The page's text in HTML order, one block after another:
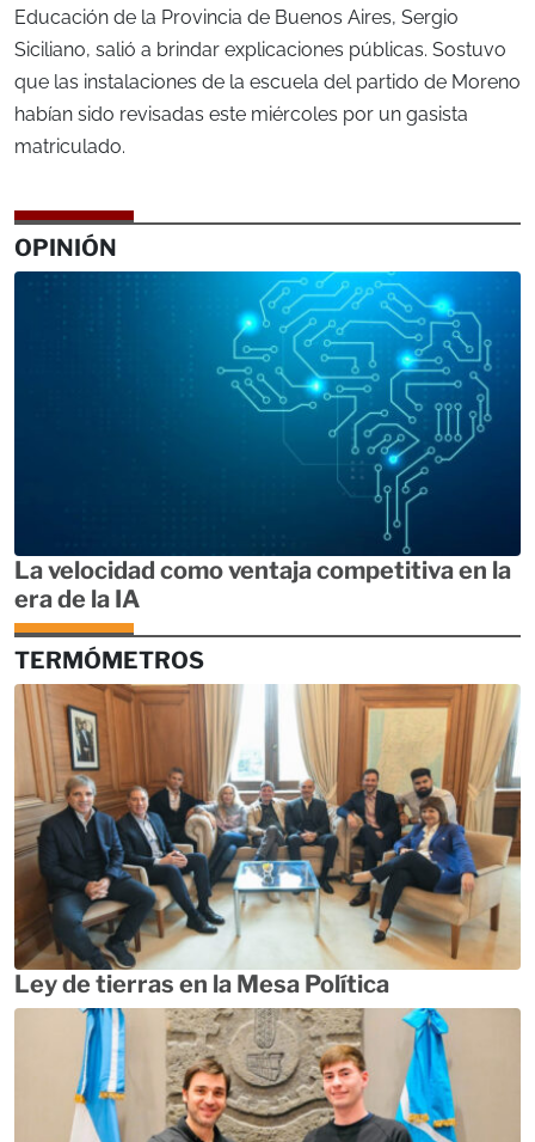
Educación de la Provincia de Buenos Aires, Sergio
Siciliano, salió a brindar explicaciones públicas. Sostuvo
que las instalaciones de la escuela del partido de Moreno
habían sido revisadas este miércoles por un gasista
matriculado.
OPINIÓN
La velocidad como ventaja competitiva en la
era de la IA
TERMÓMETROS
Ley de tierras en la Mesa Política